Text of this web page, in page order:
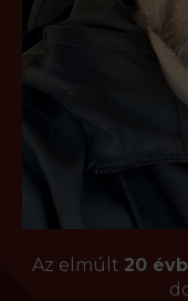
Az elmúlt 20